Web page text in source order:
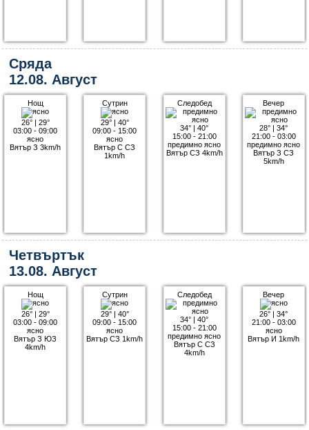
Сряда
12.08. Август
Нощ
26°| 29°
03:00 - 09:00
ясно
Вятър З 3km/h
Сутрин
29°| 40°
09:00 - 15:00
ясно
Вятър С СЗ
1km/h
Следобед
34° |40°
15:00 - 21:00
предимно ясно
Вятър СЗ 4km/h
Вечер
28° |34°
21:00 - 03:00
предимно ясно
Вятър З СЗ
5km/h
Четвъртък
13.08. Август
Нощ
26°| 29°
03:00 - 09:00
ясно
Вятър З ЮЗ
4km/h
Сутрин
29°| 40°
09:00 - 15:00
ясно
Вятър СЗ 1km/h
Следобед
34° |40°
15:00 - 21:00
предимно ясно
Вятър С СЗ
4km/h
Вечер
26° |34°
21:00 - 03:00
ясно
Вятър И 1km/h